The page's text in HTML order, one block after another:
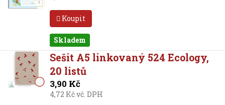
Koupit
Skladem
Sešit A5 linkovaný 524 Ecology,
20 listů
3,90 Kč
4,72 Kč vč. DPH